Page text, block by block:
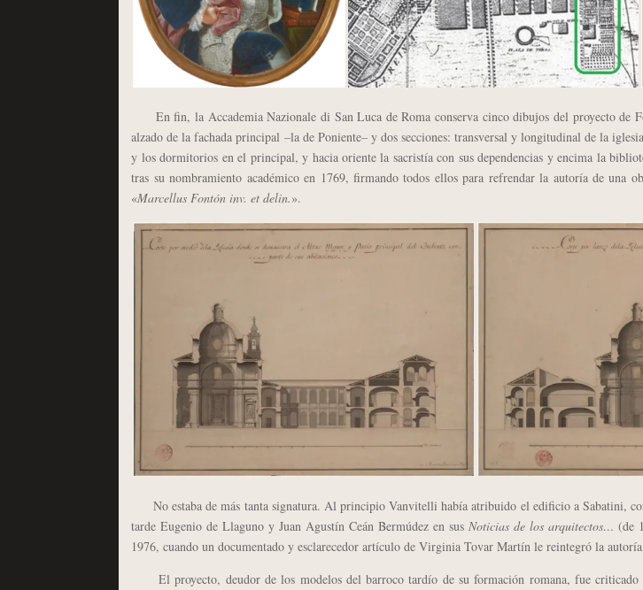
En fin, la Accademia Nazionale di San Luca de Roma conserva cinco dibujos del proyecto de
alzado de la fachada principal –la de Poniente– y dos secciones: transversal y longitudinal de la
y los dormitorios en el principal, y hacia oriente la sacristía con sus dependencias y encima la
tras su nombramiento académico en 1769, firmando todos ellos para refrendar la autoría de una
«Marcellus Fontón inv. et delin.».
No estaba de más tanta signatura. Al principio Vanvitelli había atribuido el edificio a Sabatini,
tarde Eugenio de Llaguno y Juan Agustín Ceán Bermúdez en susNoticias de los arquitectos… (de
1976, cuando un documentado y esclarecedor artículo de Virginia Tovar Martín le reintegró la
El proyecto, deudor de los modelos del barroco tardío de su formación romana, fue criticado